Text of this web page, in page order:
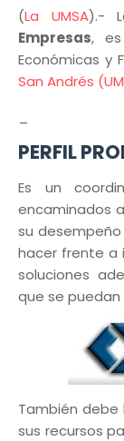
(La UMSA).-
Empresas,
Económicas y
San Andrés
PERFIL
Es un
encaminados
su
hacer frente a
soluciones
que se
También
sus recursos